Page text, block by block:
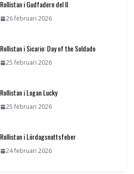
Rollistan i Gudfadern del II
26 februari 2026
Rollistan i Sicario: Day of the Soldado
25 februari 2026
Rollistan i Logan Lucky
25 februari 2026
Rollistan i Lördagsnattsfeber
24 februari 2026